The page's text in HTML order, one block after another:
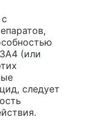
(или
следует